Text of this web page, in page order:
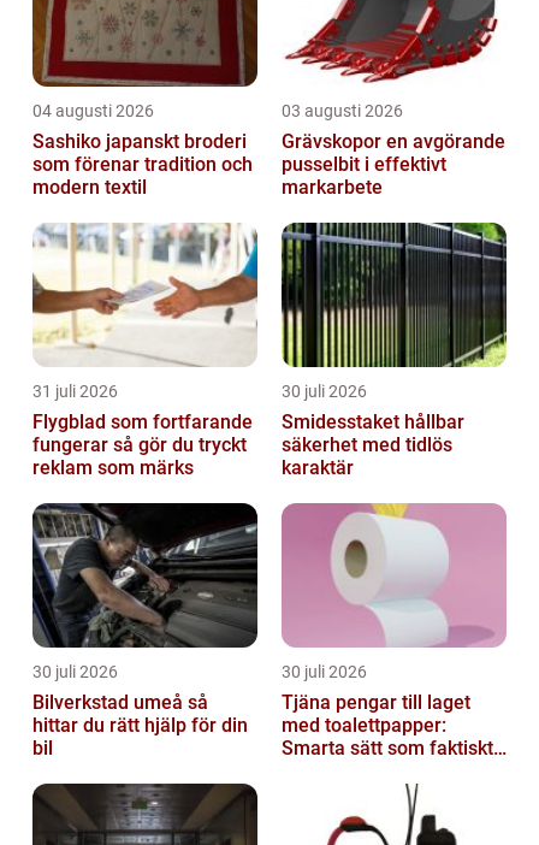
04 augusti 2026
Sashiko japanskt broderi
som förenar tradition och
modern textil
03 augusti 2026
Grävskopor en avgörande
pusselbit i effektivt
markarbete
31 juli 2026
Flygblad som fortfarande
fungerar så gör du tryckt
reklam som märks
30 juli 2026
Smidesstaket hållbar
säkerhet med tidlös
karaktär
30 juli 2026
Bilverkstad umeå så
hittar du rätt hjälp för din
bil
30 juli 2026
Tjäna pengar till laget
med toalettpapper:
Smarta sätt som faktiskt